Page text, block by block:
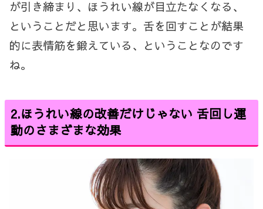
が引き締まり、ほうれい線が目立たなくなる、
ということだと思います。舌を回すことが結果
的に表情筋を鍛えている、ということなのです
ね。
2.ほうれい線の改善だけじゃない 舌回し運
動のさまざまな効果